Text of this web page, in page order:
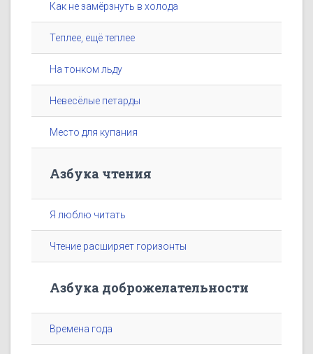
Как не замёрзнуть в холода
Теплее, ещё теплее
На тонком льду
Невесёлые петарды
Место для купания
Азбука чтения
Я люблю читать
Чтение расширяет горизонты
Азбука доброжелательности
Времена года